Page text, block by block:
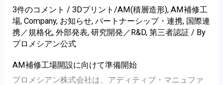
3件のコメント /3Dプリント/AM(積層造形),AM補修工
場,Company, お知らせ,パートナーシップ・連携, 国際連
携／規格化,外部発表,研究開発／R&D,第三者認証 / By
プロメシアン公式
AM補修工場開設に向けて準備開始
プロメシアン株式会社は、アディティブ・マニュファ